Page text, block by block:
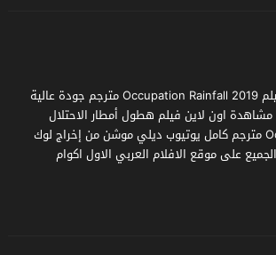
مشاهدة وتحميل فيلم Occupation Rainfall 2019 مترجم جودة عالية
مشاهدة اون لاين فيلم هطول أمطار الاحتلال
Occupation Rainfall مترجم كامل يوتيوب ديلي موشن من إخراج لوك
على موقع الافلام العربي الاول اكوام